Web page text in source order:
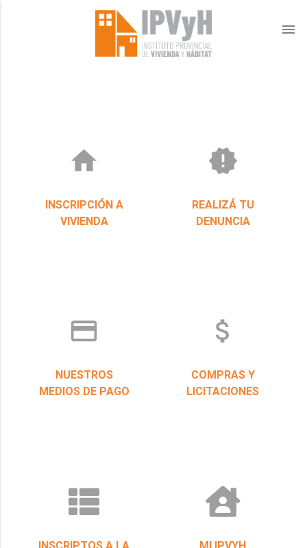
menu
home
INSCRIPCIÓN A
VIVIENDA
new_releases
REALIZÁ TU
DENUNCIA
credit_card
NUESTROS
MEDIOS DE PAGO
attach_money
COMPRAS Y
LICITACIONES
INSCRIPTOS A LA
MI IPVYH